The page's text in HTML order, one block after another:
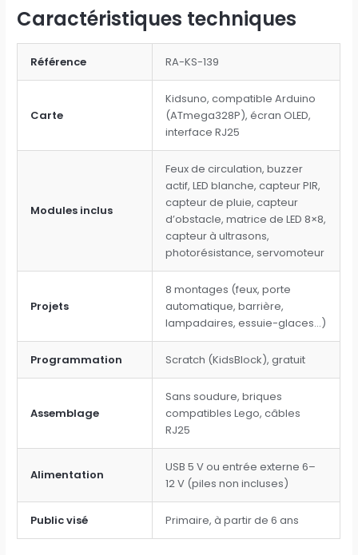
Caractéristiques techniques
Référence RA-KS-139
Carte
Kidsuno, compatible Arduino
(ATmega328P), écran OLED,
interface RJ25
Modules inclus
Feux de circulation, buzzer
actif, LED blanche, capteur PIR,
capteur de pluie, capteur
d’obstacle, matrice de LED 8×8,
capteur à ultrasons,
photorésistance, servomoteur
Projets
8 montages (feux, porte
automatique, barrière,
lampadaires, essuie-glaces…)
Programmation Scratch (KidsBlock), gratuit
Assemblage
Sans soudure, briques
compatibles Lego, câbles
RJ25
Alimentation
USB 5 V ou entrée externe 6–
12 V (piles non incluses)
Public visé Primaire, à partir de 6 ans